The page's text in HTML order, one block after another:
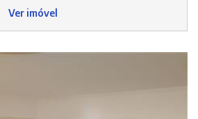
Ver imóvel